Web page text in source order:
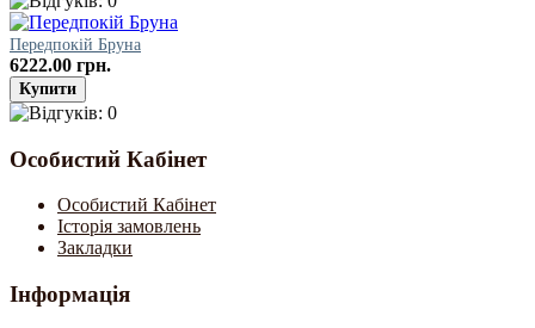
Передпокій Бруна
6222.00 грн.
Особистий Кабінет
Особистий Кабінет
Історія замовлень
Закладки
Інформація